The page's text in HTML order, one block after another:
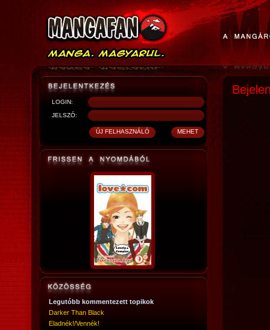
LOGIN:
JELSZÓ:
Legutóbb kommentezett topikok
Darker Than Black
Eladnék!/Vennék!